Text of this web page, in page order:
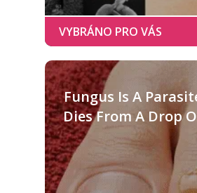
Fungus Is A
Dies From A Drop